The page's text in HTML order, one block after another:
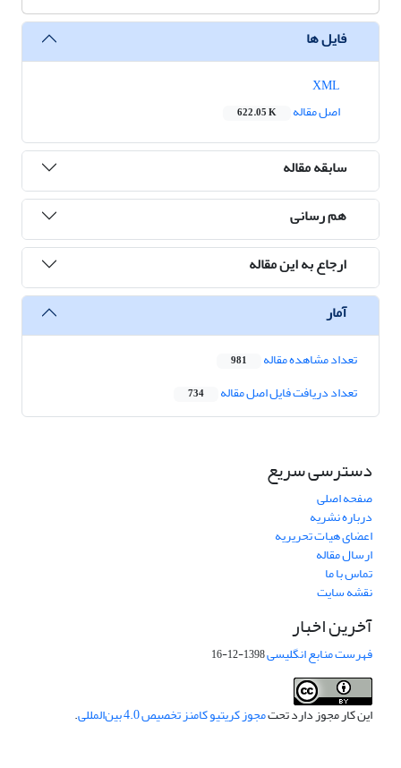
فایل ها
اصل مقاله
622.05 K
سابقه مقاله
هم رسانی
ارجاع به این مقاله
آمار
تعداد مشاهده مقاله 981
تعداد دریافت فایل اصل مقاله 734
دسترسی سریع
صفحه اصلی
درباره نشریه
اعضای هیات تحریریه
ارسال مقاله
تماس با ما
نقشه سایت
آخرین اخبار
فهرست منابع انگلیسی1398-12-16
این کار مجوز دارد تحتمجوز کریتیو کامنز تخصیص 4.0 بین‌المللی .